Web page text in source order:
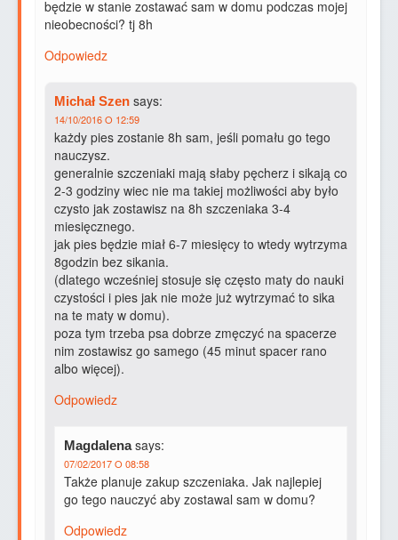
będzie w stanie zostawać sam w domu podczas mojej
nieobecności? tj 8h
Odpowiedz
Michał Szen says:
14/10/2016 O 12:59
każdy pies zostanie 8h sam, jeśli pomału go tego
nauczysz.
generalnie szczeniaki mają słaby pęcherz i sikają co
2-3 godziny wiec nie ma takiej możliwości aby było
czysto jak zostawisz na 8h szczeniaka 3-4
miesięcznego.
jak pies będzie miał 6-7 miesięcy to wtedy wytrzyma
8godzin bez sikania.
(dlatego wcześniej stosuje się często maty do nauki
czystości i pies jak nie może już wytrzymać to sika
na te maty w domu).
poza tym trzeba psa dobrze zmęczyć na spacerze
nim zostawisz go samego (45 minut spacer rano
albo więcej).
Odpowiedz
Magdalena says:
07/02/2017 O 08:58
Także planuje zakup szczeniaka. Jak najlepiej
go tego nauczyć aby zostawal sam w domu?
Odpowiedz